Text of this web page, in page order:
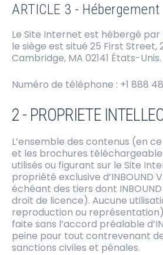
ARTICLE 3 - Hébergement
Le Site Internet est hébergé par
le siège est situé 25 First Street,
Cambridge, MA 02141 États-Unis.
Numéro de téléphone : +1 888
2 - PROPRIETE
L’ensemble des contenus (en
et les brochures
utilisés ou figurant sur le Site
propriété exclusive d’INBOUND
échéant des tiers dont INBOUND
droit de licence). Aucune
reproduction ou
faite sans l’accord préalable
peine pour tout contrevenant
sanctions civiles et pénales.